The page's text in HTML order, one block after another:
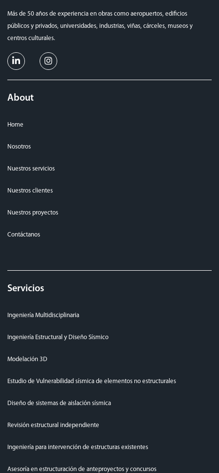
Más de 50 años de experiencia en obras como aeropuertos, edificios
públicos y privados, universidades, industrias, viñas, cárceles, museos y
centros culturales.
About
Home
Nosotros
Nuestros servicios
Nuestros clientes
Nuestros proyectos
Contáctanos
Servicios
Ingeniería Multidisciplinaria
Ingeniería Estructural y Diseño Sísmico
Modelación 3D
Estudio de Vulnerabilidad sísmica de elementos no estructurales
Diseño de sistemas de aislación sísmica
Revisión estructural independiente
Ingeniería para intervención de estructuras existentes
Asesoría en estructuración de anteproyectos y concursos